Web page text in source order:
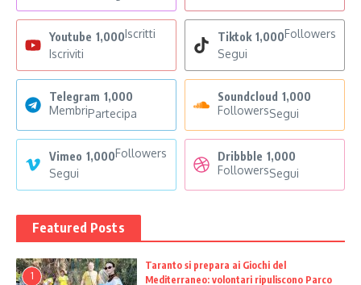
Youtube 1,000Iscritti
Iscriviti
Tiktok 1,000Followers
Segui
Telegram 1,000
MembriPartecipa
Soundcloud 1,000
FollowersSegui
Vimeo 1,000Followers
Segui
Dribbble 1,000
FollowersSegui
Featured Posts
1
Taranto si prepara ai Giochi del
Mediterraneo: volontari ripuliscono Parco